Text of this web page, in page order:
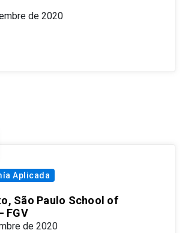
de 2020
Aplicada
São Paulo School of
FGV
de 2020